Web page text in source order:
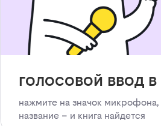
голосовой ввод
нажмите на значок микрофона,
название – и книга найдется